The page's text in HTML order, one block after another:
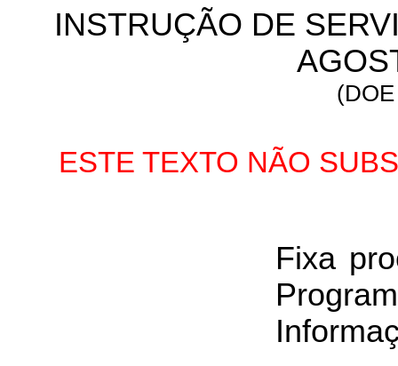
INSTRUÇÃO DE
ESTE TEXTO NÃO
Fixa